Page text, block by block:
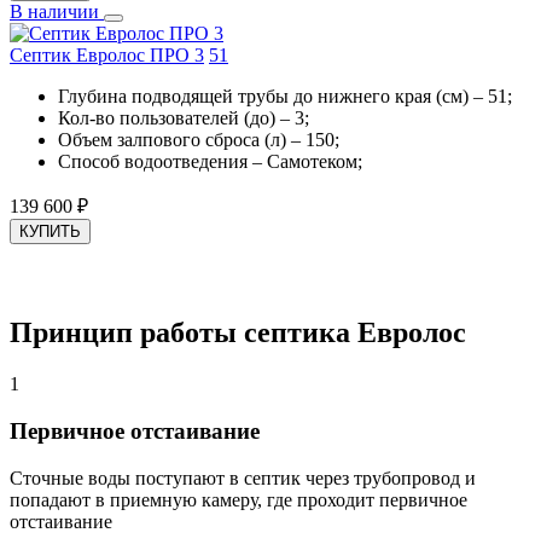
В наличии
Септик Евролос ПРО 3 51
Глубина подводящей трубы до нижнего края (см) – 51;
Кол-во пользователей (до) – 3;
Объем залпового сброса (л) – 150;
Способ водоотведения – Самотеком;
139 600 ₽
КУПИТЬ
Принцип работы септика Евролос
1
Первичное отстаивание
Сточные воды поступают в септик через трубопровод и
попадают в приемную камеру, где проходит первичное
отстаивание